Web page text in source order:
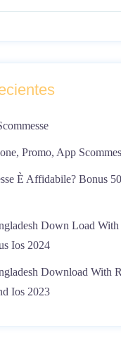
Promo, App
È Affidabile? Bonus
Down Load With
Ios 2024
Download With
Ios 2023